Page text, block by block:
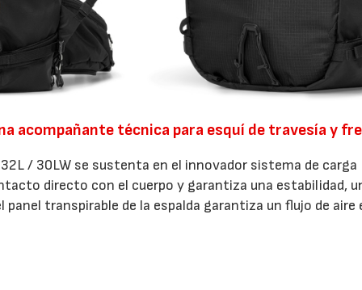
acompañante técnica para esquí de travesía y
/ 30LW se sustenta en el innovador sistema de
directo con el cuerpo y garantiza una estabilidad,
panel transpirable de la espalda garantiza un flujo de